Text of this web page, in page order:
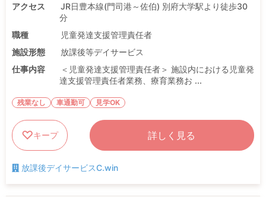
アクセス
JR日豊本線(門司港～佐伯) 別府大学駅より徒歩30
分
職種
児童発達支援管理責任者
施設形態
放課後等デイサービス
仕事内容
＜児童発達支援管理責任者＞ 施設内における児童発
達支援管理責任者業務、療育業務お ...
残業なし 車通勤可 見学OK
キープ 詳しく見る
放課後デイサービスC.win